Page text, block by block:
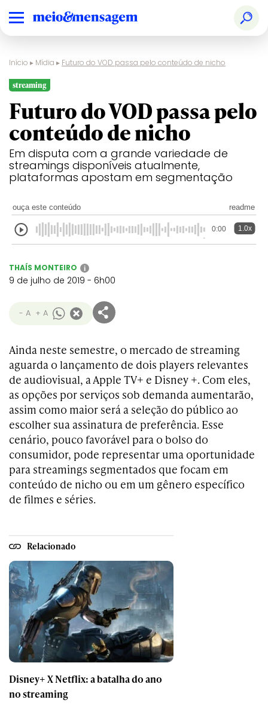
Início ▸ Mídia ▸ Futuro do VOD passa pelo conteúdo de nicho
streaming
Futuro do VOD passa pelo
conteúdo de nicho
Em disputa com a grande variedade de
streamings disponíveis atualmente,
plataformas apostam em segmentação
ouça este conteúdo readme
0:00 1.0x
THAÍS MONTEIRO i
9 de julho de 2019 - 6h00
- A + A
Ainda neste semestre, o mercado de streaming
aguarda o lançamento de dois players relevantes
de audiovisual, a Apple TV+ e Disney +. Com eles,
as opções por serviços sob demanda aumentarão,
assim como maior será a seleção do público ao
escolher sua assinatura de preferência. Esse
cenário, pouco favorável para o bolso do
consumidor, pode representar uma oportunidade
para streamings segmentados que focam em
conteúdo de nicho ou em um gênero específico
de filmes e séries.
Relacionado
Disney+ X Netflix: a batalha do ano
no streaming